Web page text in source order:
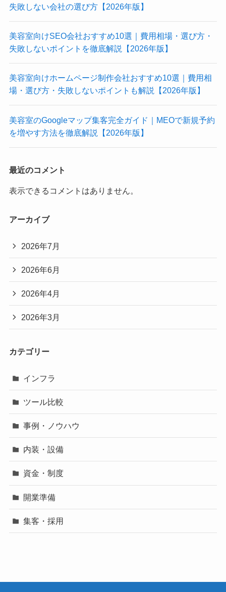
失敗しない会社の選び方【2026年版】
美容室向けSEO会社おすすめ10選｜費用相場・選び方・
失敗しないポイントを徹底解説【2026年版】
美容室向けホームページ制作会社おすすめ10選｜費用相
場・選び方・失敗しないポイントも解説【2026年版】
美容室のGoogleマップ集客完全ガイド｜MEOで新規予約
を増やす方法を徹底解説【2026年版】
最近のコメント
表示できるコメントはありません。
アーカイブ
2026年7月
2026年6月
2026年4月
2026年3月
カテゴリー
インフラ
ツール比較
事例・ノウハウ
内装・設備
資金・制度
開業準備
集客・採用